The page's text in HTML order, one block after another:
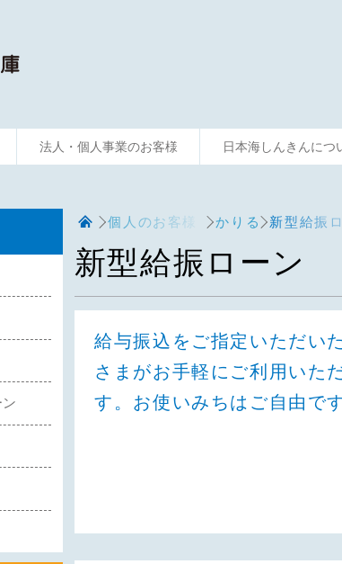
法人・個人事業のお客様 日本海しんきんにつ
個人のお客様 かりる 新型給振ロ
新型給振ローン
給与振込をご指定いただい
さまがお手軽にご利用いた
す。お使いみちはご自由です